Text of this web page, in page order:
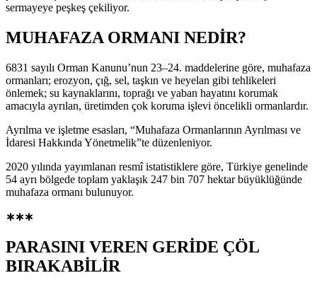
sermayeye peşkeş çekiliyor.
MUHAFAZA ORMANI NEDİR?
6831 sayılı Orman Kanunu’nun 23–24. maddelerine göre, muhafaza
ormanları; erozyon, çığ, sel, taşkın ve heyelan gibi tehlikeleri
önlemek; su kaynaklarını, toprağı ve yaban hayatını korumak
amacıyla ayrılan, üretimden çok koruma işlevi öncelikli ormanlardır.
Ayrılma ve işletme esasları, “Muhafaza Ormanlarının Ayrılması ve
İdaresi Hakkında Yönetmelik”te düzenleniyor.
2020 yılında yayımlanan resmî istatistiklere göre, Türkiye genelinde
54 ayrı bölgede toplam yaklaşık 247 bin 707 hektar büyüklüğünde
muhafaza ormanı bulunuyor.
∗∗∗
PARASINI VEREN GERİDE ÇÖL
BIRAKABİLİR